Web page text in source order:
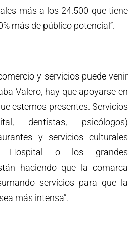
más a los 24.500 que tiene
más de público potencial”.
y servicios puede venir
Valero, hay que apoyarse en
estemos presentes. Servicios
dentistas, psicólogos)
y servicios culturales
Hospital o los grandes
haciendo que la comarca
servicios para que la
más intensa”.